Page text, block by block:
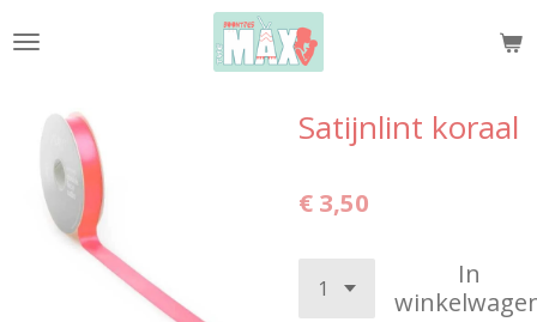
direct
hoofdinhoud
Satijnlint koraal
€ 3,50
In